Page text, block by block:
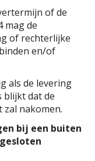
of de
mag de
of rechterlijke
en/of
als de levering
blijkt dat de
nakomen.
bij een buiten